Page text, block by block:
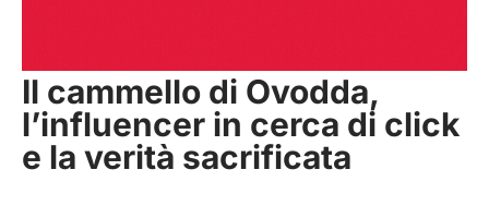
Il cammello di Ovodda,
l’influencer in cerca di click
e la verità sacrificata